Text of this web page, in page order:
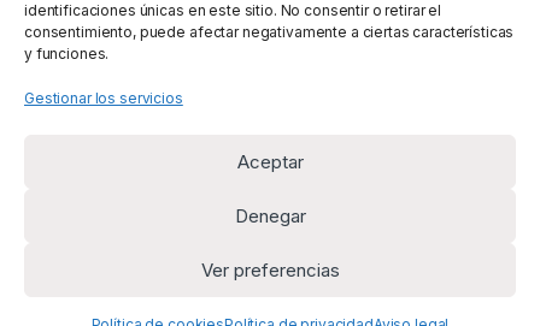
identificaciones únicas en este sitio. No consentir o retirar el
consentimiento, puede afectar negativamente a ciertas características
y funciones.
Gestionar los servicios
Aceptar
Denegar
Ver preferencias
¿Alguna duda? Llámanos
+34 669 954 625